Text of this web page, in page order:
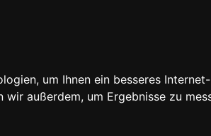
um Ihnen ein besseres
außerdem, um Ergebnisse zu